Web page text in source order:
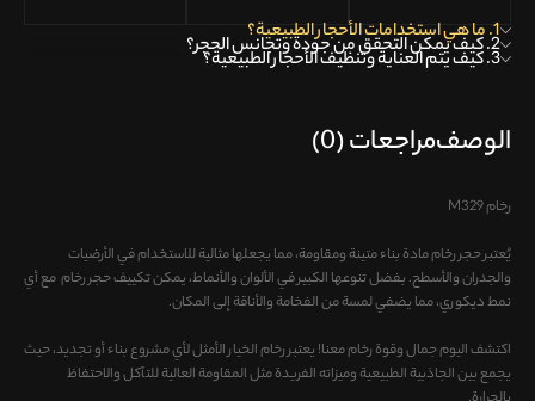
1. ما هي استخدامات الأحجار الطبيعية؟
2. كيف يمكن التحقق من جودة وتجانس الحجر؟
3. كيف يتم العناية وتنظيف الأحجار الطبيعية؟
الوصفمراجعات (0)
رخام M329
يُعتبر حجر رخام مادة بناء متينة ومقاومة، مما يجعلها مثالية للاستخدام في الأرضيات
والجدران والأسطح. بفضل تنوعها الكبير في الألوان والأنماط، يمكن تكييف حجر رخام مع أي
نمط ديكوري، مما يضفي لمسة من الفخامة والأناقة إلى المكان.
اكتشف اليوم جمال وقوة رخام معنا! يعتبر رخام الخيار الأمثل لأي مشروع بناء أو تجديد، حيث
يجمع بين الجاذبية الطبيعية وميزاته الفريدة مثل المقاومة العالية للتآكل والاحتفاظ